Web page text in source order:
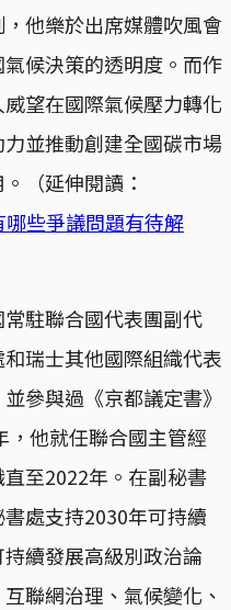
他樂於出席媒體吹風會
候決策的透明度。而作
望在國際氣候壓力轉化
並推動創建全國碳市場
（延伸閱讀：
些爭議問題有待解
駐聯合國代表團副代
瑞士其他國際組織代表
參與過《京都議定書》
，他就任聯合國主管經
至2022年。在副秘書
處支持2030年可持續
續發展高級別政治論
聯網治理、氣候變化、